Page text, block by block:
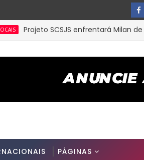
Projeto SCSJS enfrentará Milan de
PÁGINAS